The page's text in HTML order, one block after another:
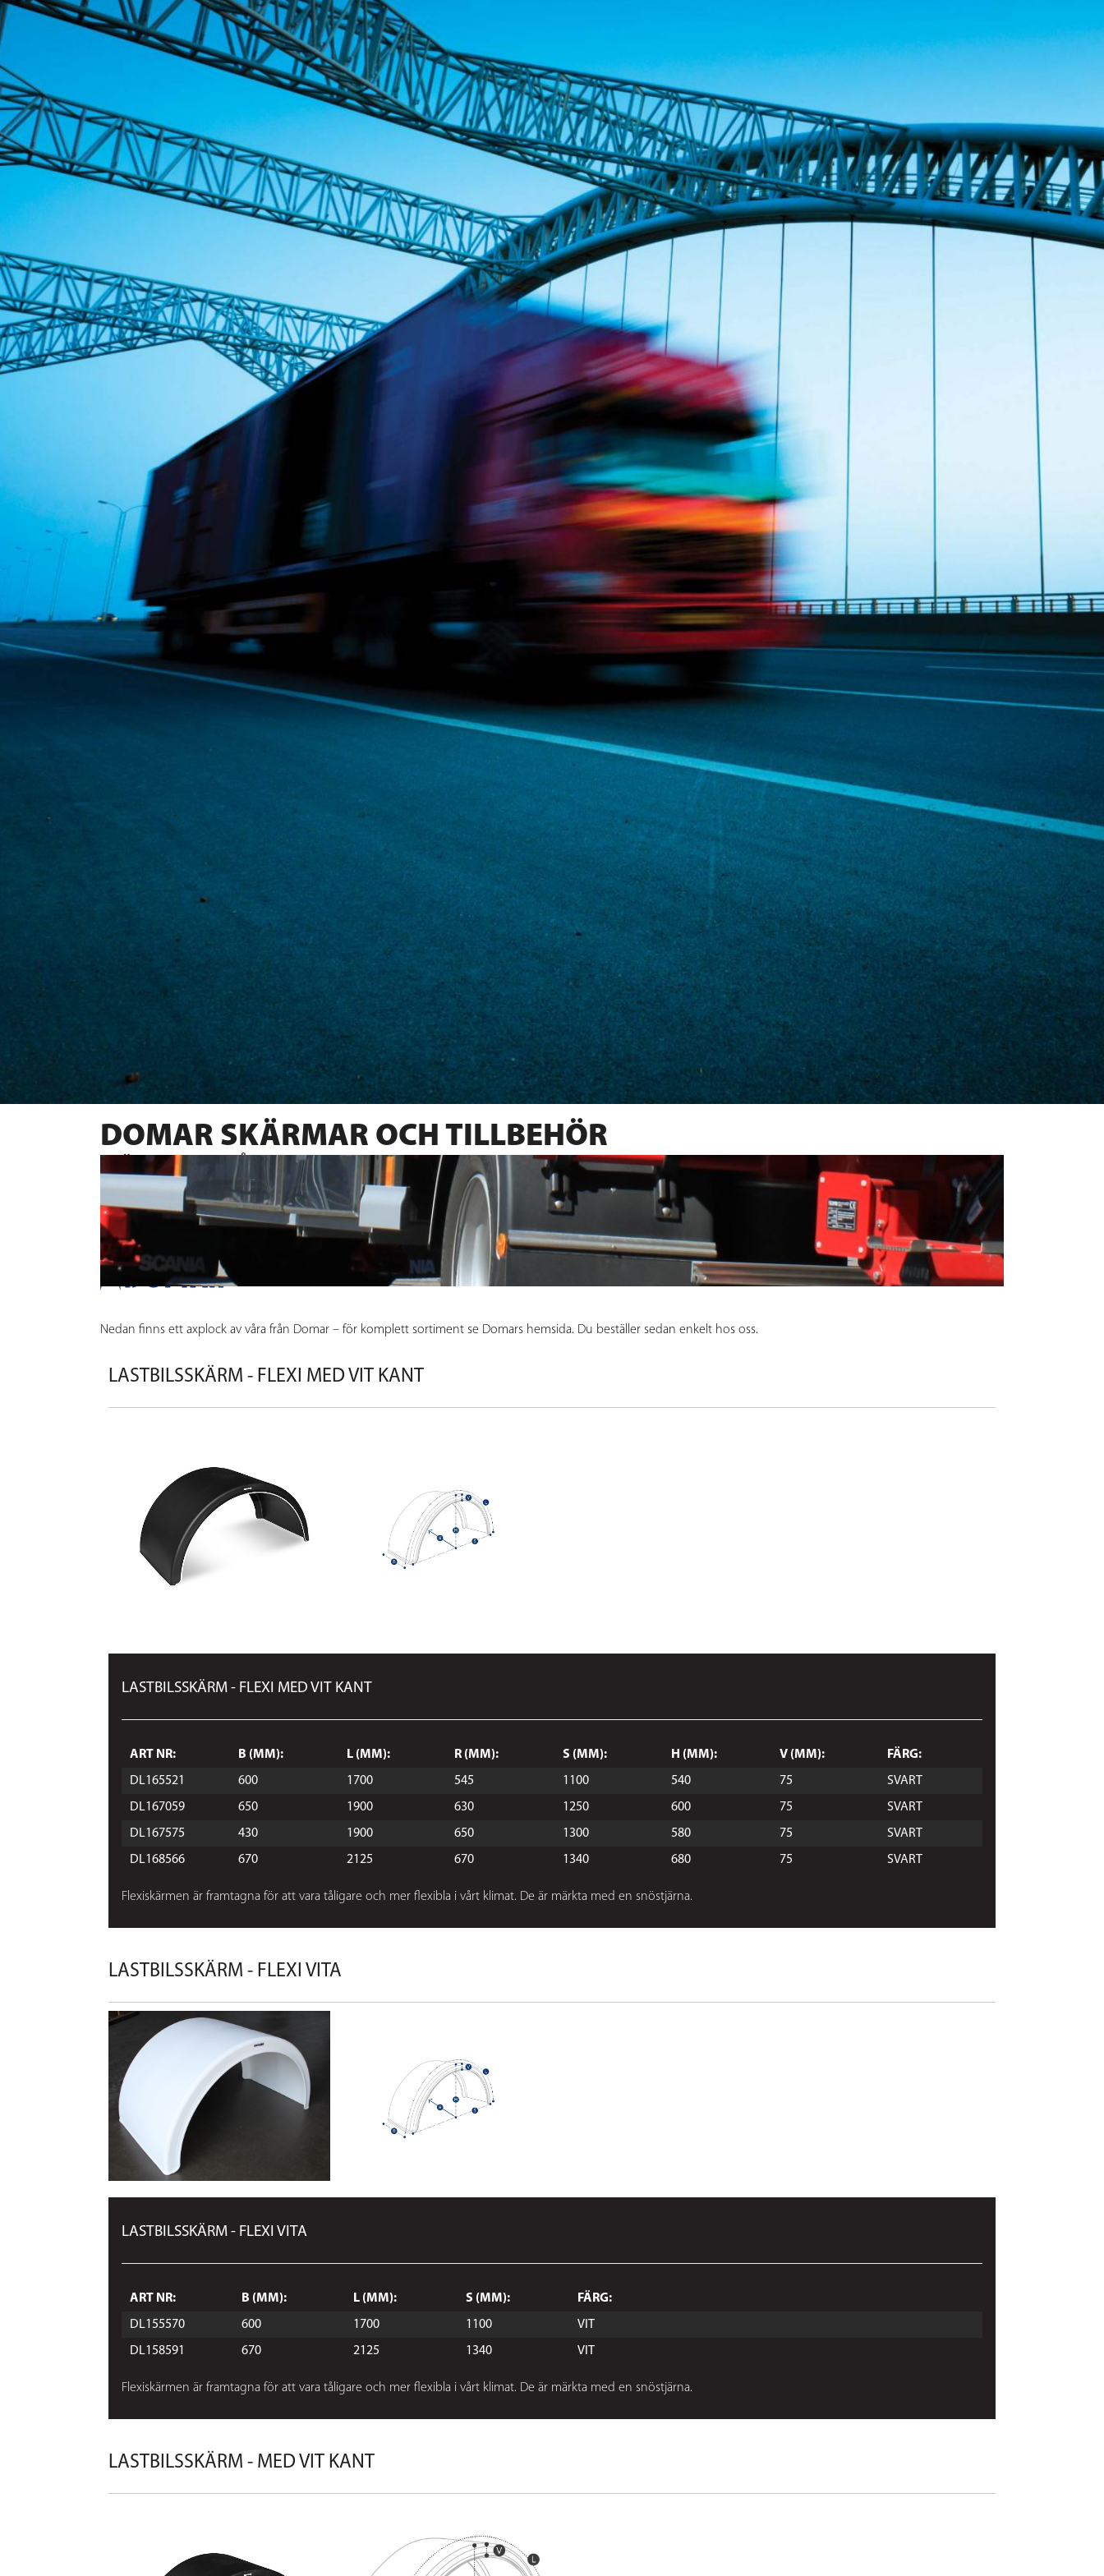
DOMAR SKÄRMAR OCH TILLBEHÖR
SKÄRMAR SOM TÅL ETT TUFFARE LIV
PlastoMer har agenturen för Domar-produkter. Domar har lång erfarenhet av att producera skärmar till lastbilar. Skärmarna är lätta och motståndskraftiga och med en
utmärkt formstabilitet. De är testade i Sverige under en längre period i realistiska väderförhållanden. Skärmarna kan också beställas med färdigmonterade rensi-
sprayinsatser, skärmfästen och skena för stänkskydd, vilket sparar tid på monteringen.
Nedan finns ett axplock av våra från Domar – för komplett sortiment se Domars hemsida. Du beställer sedan enkelt hos oss.
LASTBILSSKÄRM - FLEXI MED VIT KANT
LASTBILSSKÄRM - FLEXI MED VIT KANT
ART NR: B (MM): L (MM): R (MM): S (MM): H (MM): V (MM):
FÄRG:
DL165521
600 1700 545 1100 540 75
SVART
DL167059
650 1900 630 1250 600 75
SVART
DL167575
430 1900 650 1300 580 75
SVART
DL168566
670 2125 670 1340 680 75 SVART
Flexiskärmen är framtagna för att vara tåligare och mer flexibla i vårt klimat. De är märkta med en snöstjärna.
LASTBILSSKÄRM - FLEXI VITA
LASTBILSSKÄRM - FLEXI VITA
ART NR: B (MM): L (MM): S (MM):
FÄRG:
DL155570
600 1700 1100
VIT
DL158591
670 2125 1340 VIT
Flexiskärmen är framtagna för att vara tåligare och mer flexibla i vårt klimat. De är märkta med en snöstjärna.
LASTBILSSKÄRM - MED VIT KANT